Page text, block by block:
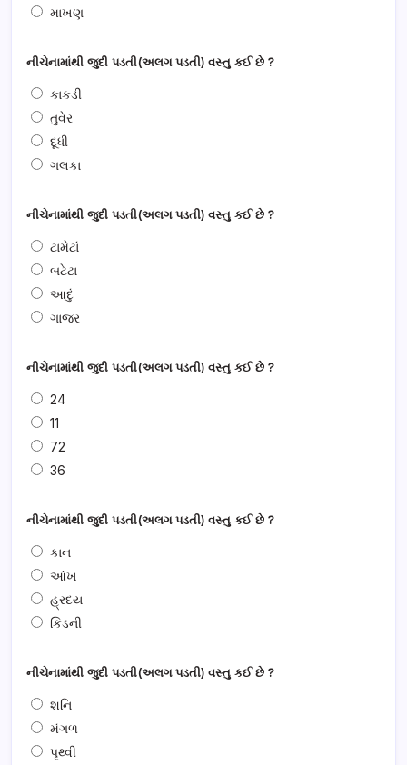
માખણ
નીચેનામાંથી જુદી પડતી(અલગ પડતી) વસ્તુ કઈ છે ?
કાકડી
તુવેર
દૂધી
ગલકા
નીચેનામાંથી જુદી પડતી(અલગ પડતી) વસ્તુ કઈ છે ?
ટામેટાં
બટેટા
આદું
ગાજર
નીચેનામાંથી જુદી પડતી(અલગ પડતી) વસ્તુ કઈ છે ?
24
11
72
36
નીચેનામાંથી જુદી પડતી(અલગ પડતી) વસ્તુ કઈ છે ?
કાન
આંખ
હ્રદય
કિડની
નીચેનામાંથી જુદી પડતી(અલગ પડતી) વસ્તુ કઈ છે ?
શનિ
મંગળ
પૃથ્વી